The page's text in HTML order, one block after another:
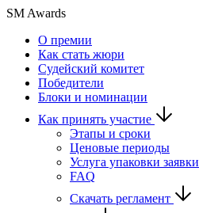
SM Awards
О премии
Как стать жюри
Судейский комитет
Победители
Блоки и номинации
Как принять участие
Этапы и сроки
Ценовые периоды
Услуга упаковки заявки
FAQ
Скачать регламент